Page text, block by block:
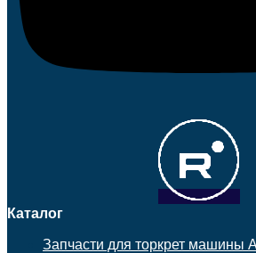
Каталог
Запчасти для торкрет машины